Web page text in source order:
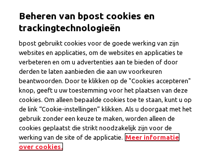
inhoud
Postbode
ProvincieLuxemburg
Regio Arlon
Interim Contract
1 vacature
Beheren van bpost cookies en
trackingtechnologieën
bpost gebruikt cookies voor de goede werking van zijn
websites en applicaties, om de websites en applicaties te
verbeteren en om u advertenties aan te bieden of door
derden te laten aanbieden die aan uw voorkeuren
beantwoorden. Door te klikken op de "Cookies accepteren"
knop, geeft u uw toestemming voor het plaatsen van deze
cookies. Om alleen bepaalde cookies toe te staan, kunt u op
de link “Cookie-instellingen” klikken. Als u doorgaat met het
gebruik zonder een keuze te maken, worden alleen de
cookies geplaatst die strikt noodzakelijk zijn voor de
werking van de site of de applicatie. Meer informatie
over cookies.